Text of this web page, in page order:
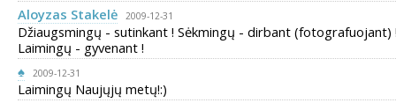
Aloyzas Stakelė
2009-12-31
Džiaugsmingų - sutinkant ! Sėkmingų - dirbant (fotografuojant)
Laimingų - gyvenant !
♠
2009-12-31
Laimingų Naujųjų metų!:)